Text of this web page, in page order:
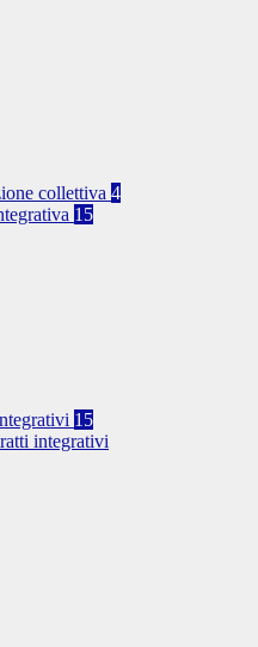
collettiva 4
15
15
integrativi